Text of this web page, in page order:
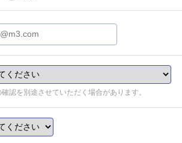
認を別途させていただく場合があります。